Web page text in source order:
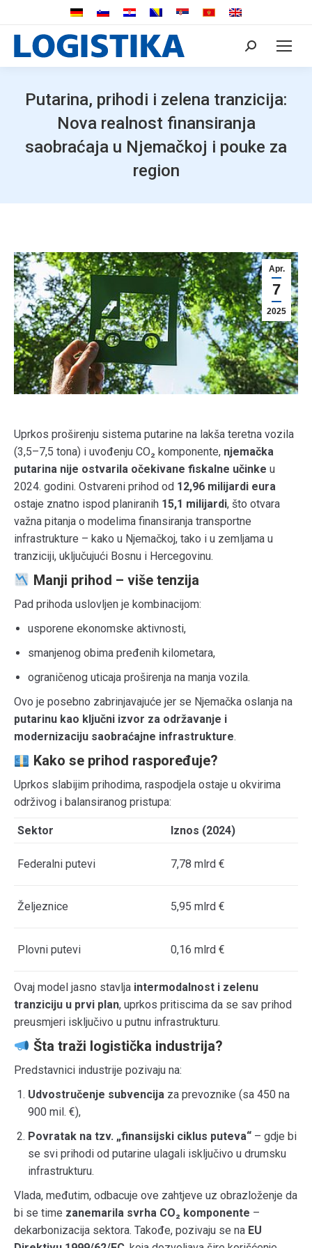
Search:
Putarina, prihodi i zelena tranzicija:
Nova realnost finansiranja
saobraćaja u Njemačkoj i pouke za
region
Apr.
7
2025
Uprkos proširenju sistema putarine na lakša teretna vozila
(3,5–7,5 tona) i uvođenju CO₂ komponente, njemačka
putarina nije ostvarila očekivane fiskalne učinke u
2024. godini. Ostvareni prihod od 12,96 milijardi eura
ostaje znatno ispod planiranih 15,1 milijardi, što otvara
važna pitanja o modelima finansiranja transportne
infrastrukture – kako u Njemačkoj, tako i u zemljama u
tranziciji, uključujući Bosnu i Hercegovinu.
Manji prihod – više tenzija
Pad prihoda uslovljen je kombinacijom:
usporene ekonomske aktivnosti,
smanjenog obima pređenih kilometara,
ograničenog uticaja proširenja na manja vozila.
Ovo je posebno zabrinjavajuće jer se Njemačka oslanja na
putarinu kao ključni izvor za održavanje i
modernizaciju saobraćajne infrastrukture.
Kako se prihod raspoređuje?
Uprkos slabijim prihodima, raspodjela ostaje u okvirima
održivog i balansiranog pristupa:
Sektor Iznos (2024)
Federalni putevi 7,78 mlrd €
Željeznice 5,95 mlrd €
Plovni putevi 0,16 mlrd €
Ovaj model jasno stavlja intermodalnost i zelenu
tranziciju u prvi plan, uprkos pritiscima da se sav prihod
preusmjeri isključivo u putnu infrastrukturu.
Šta traži logistička industrija?
Predstavnici industrije pozivaju na:
Udvostručenje subvencija za prevoznike (sa 450 na
900 mil. €),
Povratak na tzv. „finansijski ciklus puteva“ – gdje bi
se svi prihodi od putarine ulagali isključivo u drumsku
infrastrukturu.
Vlada, međutim, odbacuje ove zahtjeve uz obrazloženje da
bi se time zanemarila svrha CO₂ komponente –
dekarbonizacija sektora. Takođe, pozivaju se na EU